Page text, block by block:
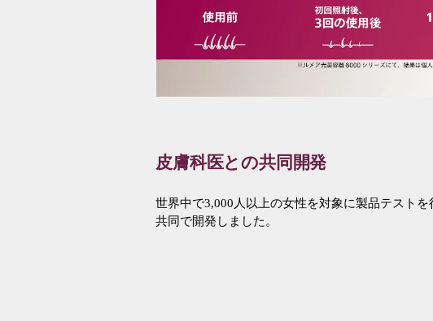
皮膚科医との共同開発
世界中で3,000人以上の女性を対象に製品テストを
共同で開発しました。